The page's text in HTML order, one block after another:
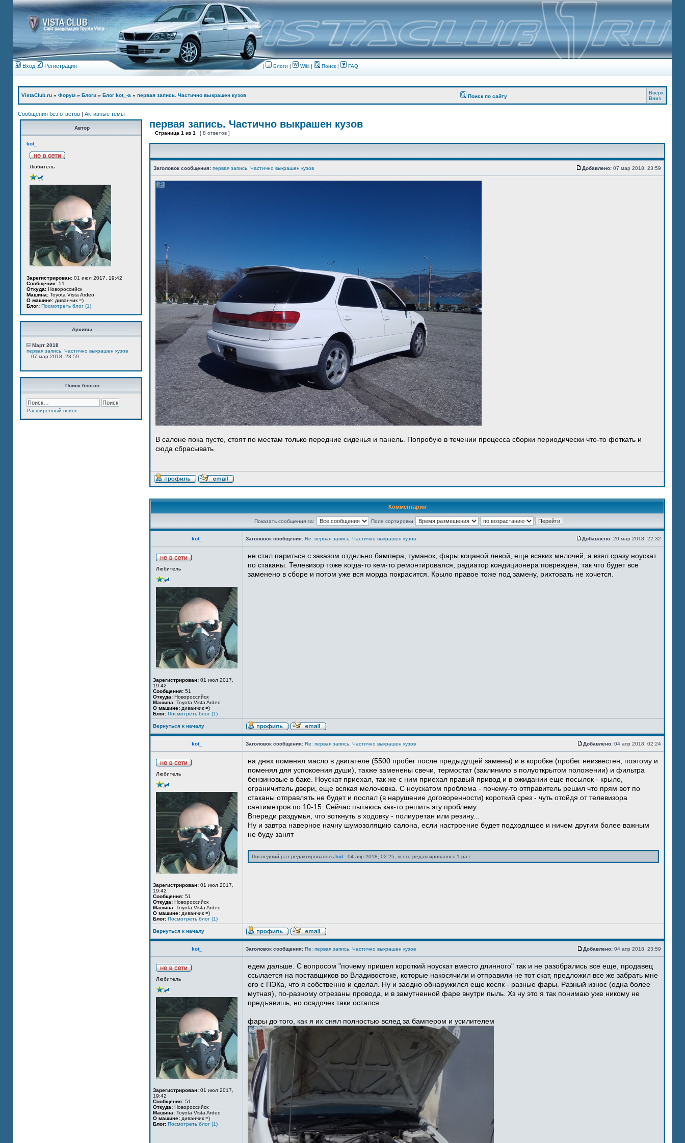
Вход Регистрация | Блоги | Wiki | Поиск| FAQ
VistaClub.ru » Форум » Блоги » Блог kot_-а » первая запись. Частично выкрашен кузов Поиск по сайту
Вверх
Вниз
Сообщения без ответов | Активные темы
Автор
kot_
Любитель
Зарегистрирован: 01 июл 2017, 19:42
Сообщения: 51
Откуда: Новороссийск
Машина: Toyota Vista Ardeo
О машине: диванчик =)
Блог: Посмотреть блог (1)
Архивы
Март 2018
первая запись. Частично выкрашен кузов
07 мар 2018, 23:59
Поиск блогов
Расширенный поиск
первая запись. Частично выкрашен кузов
Страница 1 из 1 [ 8 ответов ]
Заголовок сообщения: первая запись. Частично выкрашен кузов Добавлено: 07 мар 2018, 23:59
В салоне пока пусто, стоят по местам только передние сиденья и панель. Попробую в течении процесса сборки периодически что-то фоткать и
сюда сбрасывать
Комментарии
Показать сообщения за: Поле сортировки
kot_ Заголовок сообщения: Re: первая запись. Частично выкрашен кузов Добавлено: 20 мар 2018, 22:32
Любитель
Зарегистрирован: 01 июл 2017,
19:42
Сообщения: 51
Откуда: Новороссийск
Машина: Toyota Vista Ardeo
О машине: диванчик =)
Блог: Посмотреть блог (1)
не стал париться с заказом отдельно бампера, туманок, фары коцаной левой, еще всяких мелочей, а взял сразу ноускат
по стаканы. Телевизор тоже когда-то кем-то ремонтировался, радиатор кондиционера поврежден, так что будет все
заменено в сборе и потом уже вся морда покрасится. Крыло правое тоже под замену, рихтовать не хочется.
Вернуться к началу
kot_ Заголовок сообщения: Re: первая запись. Частично выкрашен кузов Добавлено: 04 апр 2018, 02:24
Любитель
Зарегистрирован: 01 июл 2017,
19:42
Сообщения: 51
Откуда: Новороссийск
Машина: Toyota Vista Ardeo
О машине: диванчик =)
Блог: Посмотреть блог (1)
на днях поменял масло в двигателе (5500 пробег после предыдущей замены) и в коробке (пробег неизвестен, поэтому и
поменял для успокоения души), также заменены свечи, термостат (заклинило в полуоткрытом положении) и фильтра
бензиновые в баке. Ноускат приехал, так же с ним приехал правый привод и в ожидании еще посылок - крыло,
ограничитель двери, еще всякая мелочевка. С ноускатом проблема - почему-то отправитель решил что прям вот по
стаканы отправлять не будет и послал (в нарушение договоренности) короткий срез - чуть отойдя от телевизора
сантиметров по 10-15. Сейчас пытаюсь как-то решить эту проблему.
Впереди раздумья, что воткнуть в ходовку - полиуретан или резину...
Ну и завтра наверное начну шумозоляцию салона, если настроение будет подходящее и ничем другим более важным
не буду занят
Последний раз редактировалось kot_ 04 апр 2018, 02:25, всего редактировалось 1 раз.
Вернуться к началу
kot_ Заголовок сообщения: Re: первая запись. Частично выкрашен кузов Добавлено: 04 апр 2018, 23:59
Любитель
Зарегистрирован: 01 июл 2017,
19:42
Сообщения: 51
Откуда: Новороссийск
Машина: Toyota Vista Ardeo
О машине: диванчик =)
Блог: Посмотреть блог (1)
едем дальше. С вопросом "почему пришел короткий ноускат вместо длинного" так и не разобрались все еще, продавец
ссылается на поставщиков во Владивостоке, которые накосячили и отправили не тот скат, предложил все же забрать мне
его с ПЭКа, что я собственно и сделал. Ну и заодно обнаружился еще косяк - разные фары. Разный износ (одна более
мутная), по-разному отрезаны провода, и в замутненной фаре внутри пыль. Хз ну это я так понимаю уже никому не
предъявишь, но осадочек таки остался.
фары до того, как я их снял полностью вслед за бампером и усилителем